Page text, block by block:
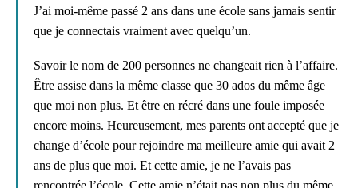
J’ai moi-même passé 2 ans dans une école sans jamais sentir
que je connectais vraiment avec quelqu’un.
Savoir le nom de 200 personnes ne changeait rien à l’affaire.
Être assise dans la même classe que 30 ados du même âge
que moi non plus. Et être en récré dans une foule imposée
encore moins. Heureusement, mes parents ont accepté que je
change d’école pour rejoindre ma meilleure amie qui avait 2
ans de plus que moi. Et cette amie, je ne l’avais pas